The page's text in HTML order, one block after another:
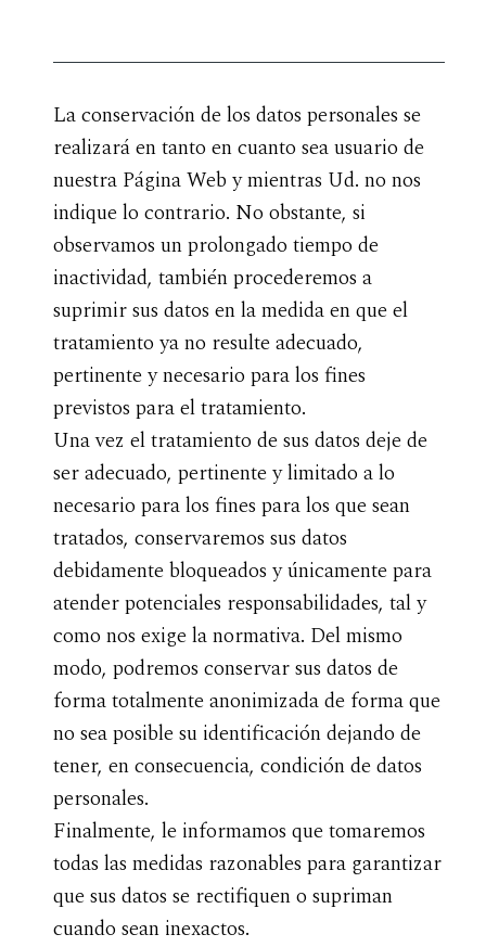
La conservación de los datos personales se
realizará en tanto en cuanto sea usuario de
nuestra Página Web y mientras Ud. no nos
indique lo contrario. No obstante, si
observamos un prolongado tiempo de
inactividad, también procederemos a
suprimir sus datos en la medida en que el
tratamiento ya no resulte adecuado,
pertinente y necesario para los fines
previstos para el tratamiento.
Una vez el tratamiento de sus datos deje de
ser adecuado, pertinente y limitado a lo
necesario para los fines para los que sean
tratados, conservaremos sus datos
debidamente bloqueados y únicamente para
atender potenciales responsabilidades, tal y
como nos exige la normativa. Del mismo
modo, podremos conservar sus datos de
forma totalmente anonimizada de forma que
no sea posible su identificación dejando de
tener, en consecuencia, condición de datos
personales.
Finalmente, le informamos que tomaremos
todas las medidas razonables para garantizar
que sus datos se rectifiquen o supriman
cuando sean inexactos.